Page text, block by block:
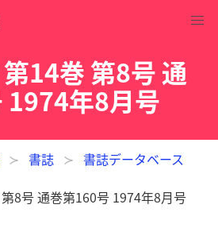
第14巻 第8号 通
1974年8月号
書誌
書誌データベース
8号 通巻第160号 1974年8月号